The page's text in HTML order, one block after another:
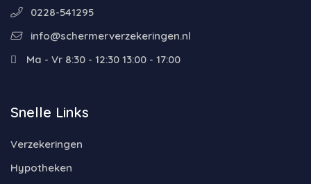
0228-541295
info@schermerverzekeringen.nl
Ma - Vr 8:30 - 12:30 13:00 - 17:00
Snelle Links
Verzekeringen
Hypotheken